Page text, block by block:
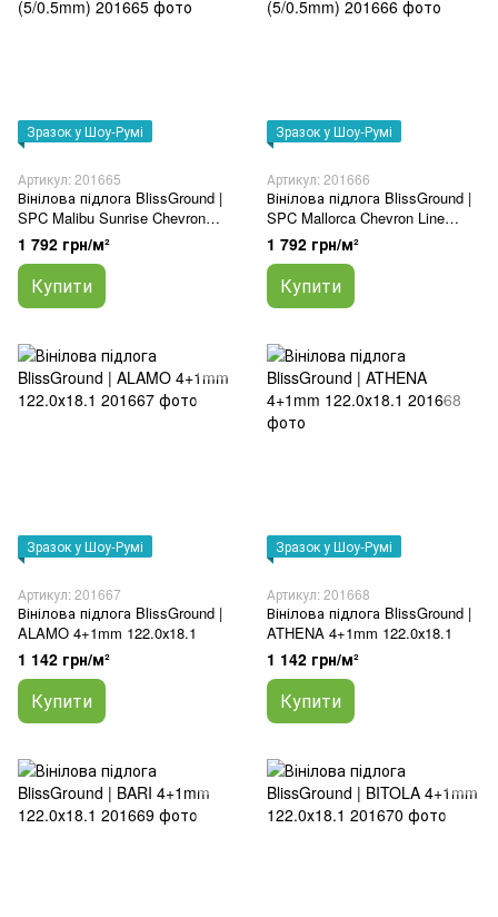
Зразок у Шоу-Румі
Артикул: 201665
Вінілова підлога BlissGround |
SPC Malibu Sunrise Chevron
Line 60x12,7 (5/0.5mm)
1 792 грн/м²
Купити
Зразок у Шоу-Румі
Артикул: 201666
Вінілова підлога BlissGround |
SPC Mallorca Chevron Line
60x12,7 (5/0.5mm)
1 792 грн/м²
Купити
Зразок у Шоу-Румі
Артикул: 201667
Вінілова підлога BlissGround |
ALAMO 4+1mm 122.0х18.1
1 142 грн/м²
Купити
Зразок у Шоу-Румі
Артикул: 201668
Вінілова підлога BlissGround |
ATHENA 4+1mm 122.0х18.1
1 142 грн/м²
Купити